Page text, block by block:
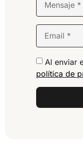
Al enviar
política de